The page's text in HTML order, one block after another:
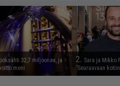
32,7 miljoonaa, ja
meni
2. Sara ja Mikko
”Seuraavaan